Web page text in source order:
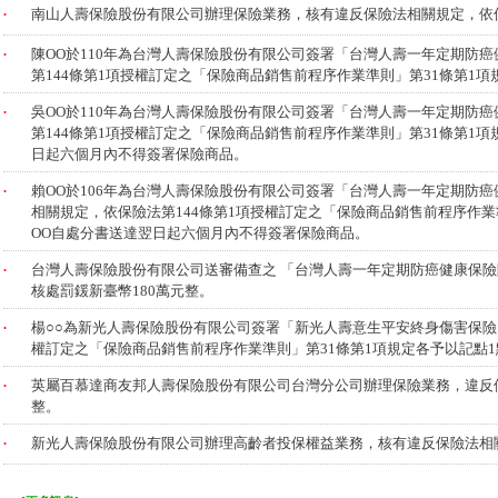
. 南山人壽保險股份有限公司辦理保險業務，核有違反保險法相關規定，
.
陳OO於110年為台灣人壽保險股份有限公司簽署「台灣人壽一年定期防
第144條第1項授權訂定之「保險商品銷售前程序作業準則」第31條第1項
.
吳OO於110年為台灣人壽保險股份有限公司簽署「台灣人壽一年定期防
第144條第1項授權訂定之「保險商品銷售前程序作業準則」第31條第1
日起六個月內不得簽署保險商品。
.
賴OO於106年為台灣人壽保險股份有限公司簽署「台灣人壽一年定期防
相關規定，依保險法第144條第1項授權訂定之「保險商品銷售前程序作
OO自處分書送達翌日起六個月內不得簽署保險商品。
.
台灣人壽保險股份有限公司送審備查之 「台灣人壽一年定期防癌健康保
核處罰鍰新臺幣180萬元整。
.
楊○○為新光人壽保險股份有限公司簽署「新光人壽意生平安終身傷害保
權訂定之「保險商品銷售前程序作業準則」第31條第1項規定各予以記點
.
英屬百慕達商友邦人壽保險股份有限公司台灣分公司辦理保險業務，違
整。
. 新光人壽保險股份有限公司辦理高齡者投保權益業務，核有違反保險法